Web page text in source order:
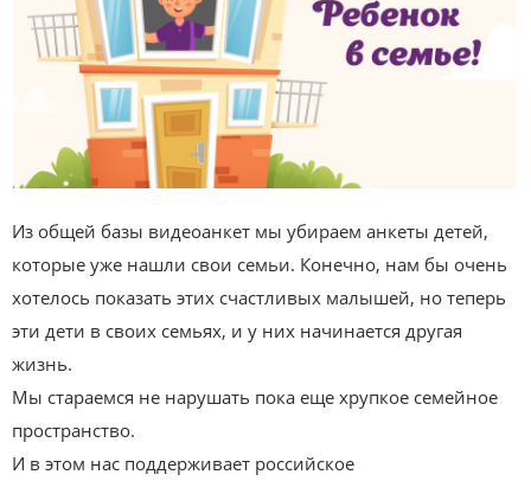
Из общей базы видеоанкет мы убираем анкеты детей,
которые уже нашли свои семьи. Конечно, нам бы очень
хотелось показать этих счастливых малышей, но теперь
эти дети в своих семьях, и у них начинается другая
жизнь.
Мы стараемся не нарушать пока еще хрупкое семейное
пространство.
И в этом нас поддерживает российское